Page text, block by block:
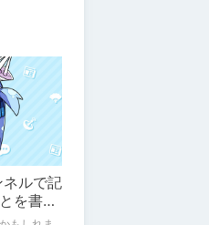
ネルで記
を書い